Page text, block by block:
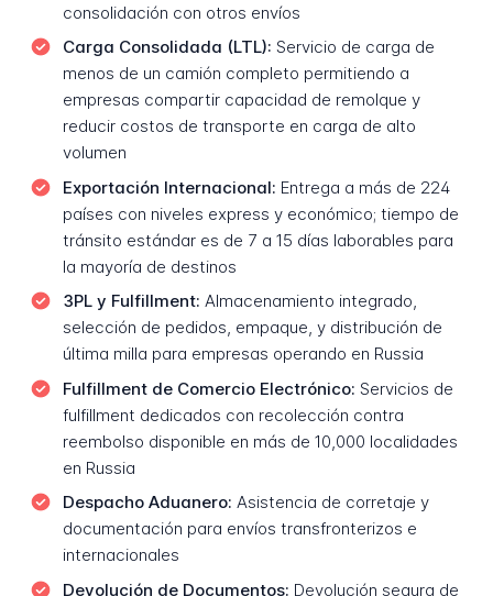
consolidación con otros envíos
Carga Consolidada (LTL): Servicio de carga de
menos de un camión completo permitiendo a
empresas compartir capacidad de remolque y
reducir costos de transporte en carga de alto
volumen
Exportación Internacional: Entrega a más de 224
países con niveles express y económico; tiempo de
tránsito estándar es de 7 a 15 días laborables para
la mayoría de destinos
3PL y Fulfillment: Almacenamiento integrado,
selección de pedidos, empaque, y distribución de
última milla para empresas operando en Russia
Fulfillment de Comercio Electrónico: Servicios de
fulfillment dedicados con recolección contra
reembolso disponible en más de 10,000 localidades
en Russia
Despacho Aduanero: Asistencia de corretaje y
documentación para envíos transfronterizos e
internacionales
Devolución de Documentos: Devolución segura de